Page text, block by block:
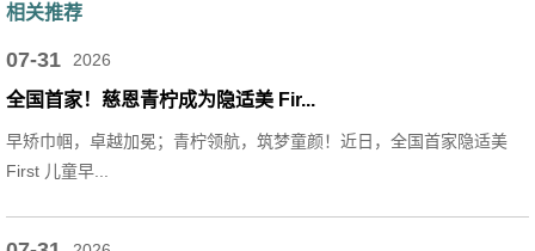
相关推荐
07-31 2026
全国首家！慈恩青柠成为隐适美 Fir...
早矫巾帼，卓越加冕；青柠领航，筑梦童颜！近日，全国首家隐适美
First 儿童早...